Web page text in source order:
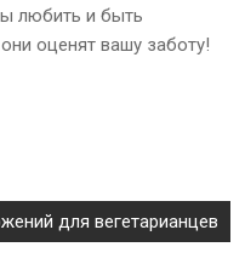
любить и быть
оценят вашу заботу!
для вегетарианцев